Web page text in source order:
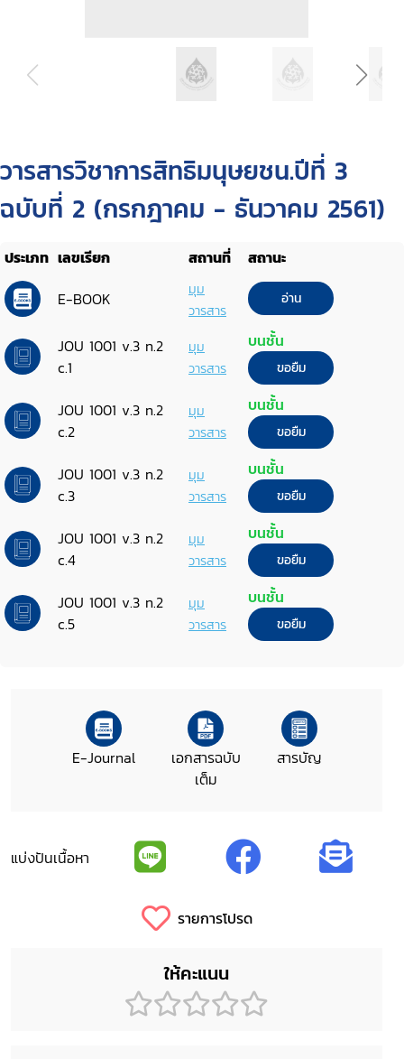
วารสารวิชาการสิทธิมนุษยชน.ปีที่ 3
ฉบับที่ 2 (กรกฎาคม - ธันวาคม 2561)
ประเภท เลขเรียก สถานที่
สถานะ
E-BOOK
มุม
วารสาร
อ่าน
JOU 1001 v.3 n.2
c.1
มุม
วารสาร
บนชั้น
ขอยืม
JOU 1001 v.3 n.2
c.2
มุม
วารสาร
บนชั้น
ขอยืม
JOU 1001 v.3 n.2
c.3
มุม
วารสาร
บนชั้น
ขอยืม
JOU 1001 v.3 n.2
c.4
มุม
วารสาร
บนชั้น
ขอยืม
JOU 1001 v.3 n.2
c.5
มุม
วารสาร
บนชั้น
ขอยืม
E-Journal
เอกสารฉบับ
เต็ม
สารบัญ
แบ่งปันเนื้อหา
รายการโปรด
ให้คะแนน